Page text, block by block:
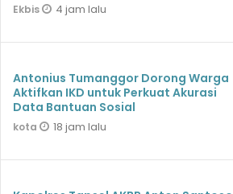
Ekbis 4 jam lalu
Antonius Tumanggor Dorong Warga
Aktifkan IKD untuk Perkuat Akurasi
Data Bantuan Sosial
kota 18 jam lalu